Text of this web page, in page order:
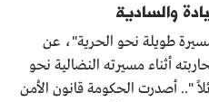
والسادية
طويلة نحو الحرية"، عن
أثناء مسيرته النضالية نحو
".. أصدرت الحكومة قانون الأمن